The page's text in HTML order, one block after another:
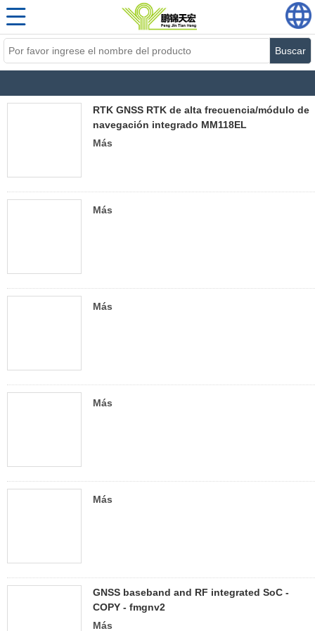
Buscar
RTK GNSS RTK de alta frecuencia/módulo de
navegación integrado MM118EL
Más
Más
Más
Más
Más
GNSS baseband and RF integrated SoC -
COPY - fmgnv2
Más